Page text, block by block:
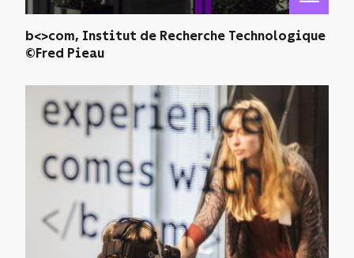
b<>com, Institut de Recherche Technologique
©Fred Pieau